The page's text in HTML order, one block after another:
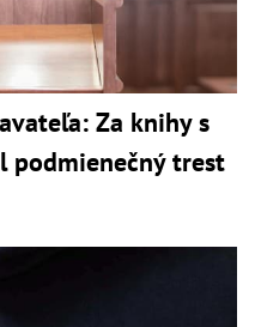
Za knihy s
podmienečný trest